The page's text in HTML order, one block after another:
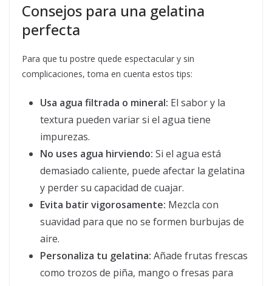
Consejos para una gelatina
perfecta
Para que tu postre quede espectacular y sin
complicaciones, toma en cuenta estos tips:
Usa agua filtrada o mineral: El sabor y la
textura pueden variar si el agua tiene
impurezas.
No uses agua hirviendo: Si el agua está
demasiado caliente, puede afectar la gelatina
y perder su capacidad de cuajar.
Evita batir vigorosamente: Mezcla con
suavidad para que no se formen burbujas de
aire.
Personaliza tu gelatina: Añade frutas frescas
como trozos de piña, mango o fresas para